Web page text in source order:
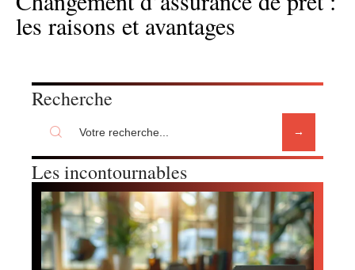
les raisons et avantages
Recherche
Les incontournables